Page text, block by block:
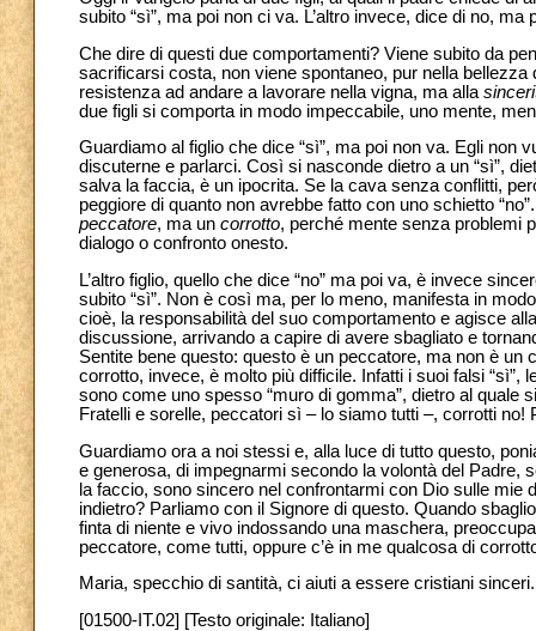
subito “sì”, ma poi non ci va. L’altro invece, dice di no, ma
Che dire di questi due comportamenti? Viene subito da
sacrificarsi costa, non viene spontaneo, pur nella
resistenza ad andare a lavorare nella vigna, ma alla
due figli si comporta in modo impeccabile, uno mente,
Guardiamo al figlio che dice “sì”, ma poi non va. Egli non
discuterne e parlarci. Così si nasconde dietro a un “sì”,
salva la faccia, è un ipocrita. Se la cava senza conflitti,
peggiore di quanto non avrebbe fatto con uno schietto
peccatore, ma un corrotto, perché mente senza problemi
dialogo o confronto onesto.
L’altro figlio, quello che dice “no” ma poi va, è invece
subito “sì”. Non è così ma, per lo meno, manifesta in
cioè, la responsabilità del suo comportamento e agisce
discussione, arrivando a capire di avere sbagliato e
Sentite bene questo: questo è un peccatore, ma non è un
corrotto, invece, è molto più difficile. Infatti i suoi falsi
sono come uno spesso “muro di gomma”, dietro al quale
Fratelli e sorelle, peccatori sì – lo siamo tutti –, corrotti no!
Guardiamo ora a noi stessi e, alla luce di tutto questo,
e generosa, di impegnarmi secondo la volontà del Padre,
la faccio, sono sincero nel confrontarmi con Dio sulle mie
indietro? Parliamo con il Signore di questo. Quando
finta di niente e vivo indossando una maschera,
peccatore, come tutti, oppure c’è in me qualcosa di
Maria, specchio di santità, ci aiuti a essere cristiani sinceri.
[01500-IT.02] [Testo originale: Italiano]